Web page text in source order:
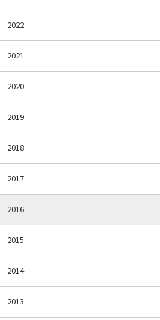
2022
2021
2020
2019
2018
2017
2016
2015
2014
2013